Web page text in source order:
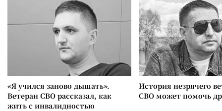
«Я учился заново дышать».
Ветеран СВО рассказал, как
жить с инвалидностью
История незрячего
СВО может помочь